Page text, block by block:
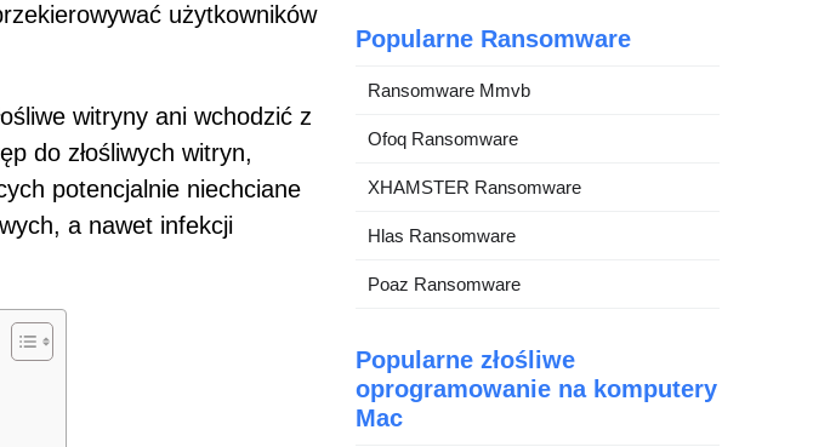
użytkowników
witryny ani wchodzić z
do złośliwych witryn,
potencjalnie niechciane
a nawet infekcji
Popularne Ransomware
Ransomware Mmvb
Ofoq Ransomware
XHAMSTER Ransomware
Hlas Ransomware
Poaz Ransomware
Popularne złośliwe
oprogramowanie na komputery
Mac